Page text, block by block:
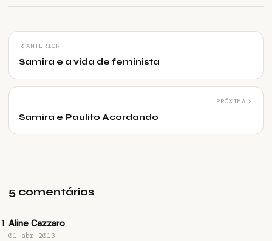
ANTERIOR
Samira e a vida de feminista
PRÓXIMA
Samira e Paulito Acordando
5 comentários
Aline Cazzaro
01 abr 2013